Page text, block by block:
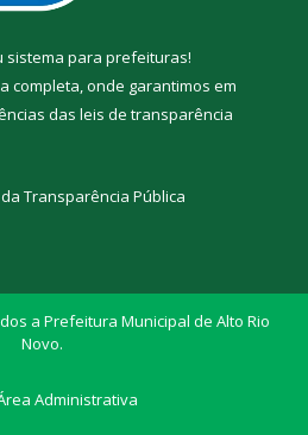
sistema para prefeituras!
completa, onde garantimos em
das leis de transparência
Transparência Pública
a Prefeitura Municipal de Alto Rio
Novo.
Administrativa